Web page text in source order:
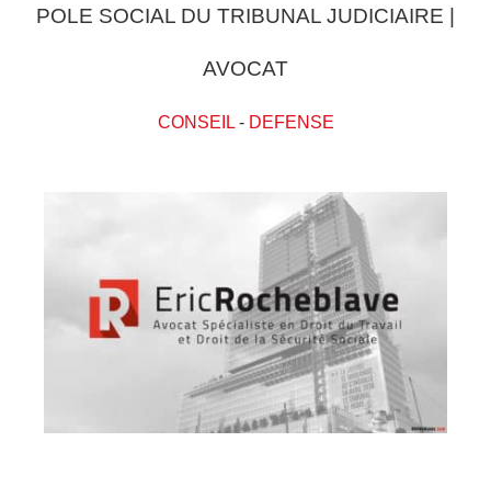
POLE SOCIAL DU TRIBUNAL JUDICIAIRE |
AVOCAT
CONSEIL- DEFENSE